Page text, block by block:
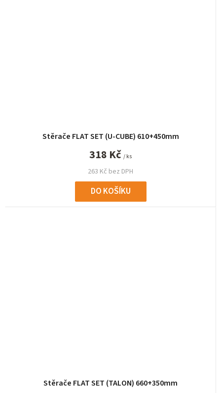
Stěrače FLAT SET (U-CUBE) 610+450mm
263 Kč bez DPH
318 Kč / ks
DO KOŠÍKU
Stěrače FLAT SET (TALON) 660+350mm